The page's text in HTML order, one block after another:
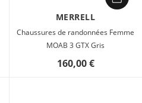
MERRELL
Chaussures de randonnées Femme
MOAB 3 GTX Gris
160,00 €